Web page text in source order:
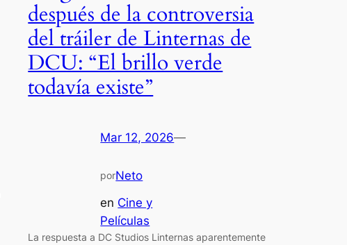
después de la controversia
del tráiler de Linternas de
DCU: “El brillo verde
todavía existe”
Mar 12, 2026—
porNeto
en Cine y
Películas
La respuesta a DC Studios Linternas aparentemente